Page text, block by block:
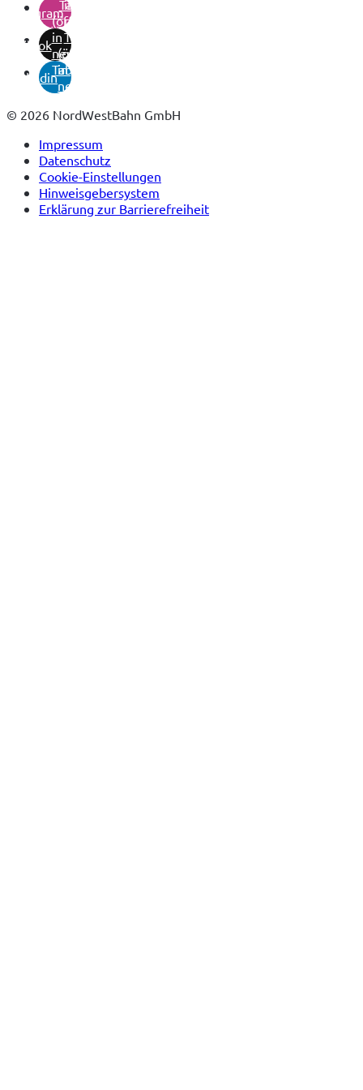
Tab)
instagramin
neuem
Tab)
tiktok
(öffnet
in
neuem
Tab)
linkedin
(öffnet
in
neuem
© 2026 NordWestBahn GmbH
Impressum
Datenschutz
Cookie-Einstellungen
Hinweisgebersystem
Erklärung zur Barrierefreiheit